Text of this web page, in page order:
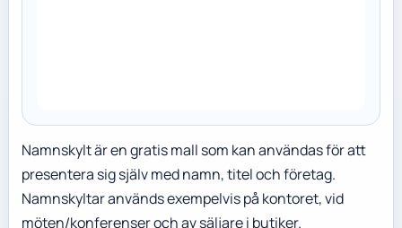
Namnskylt är en gratis mall som kan användas för att
presentera sig själv med namn, titel och företag.
Namnskyltar används exempelvis på kontoret, vid
möten/konferenser och av säljare i butiker.